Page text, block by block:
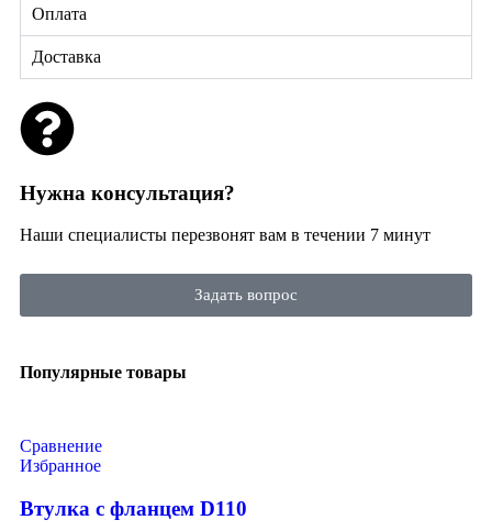
Оплата
Доставка
Нужна консультация?
Наши специалисты перезвонят вам в течении 7 минут
Задать вопрос
Популярные товары
Сравнение
Избранное
Втулка с фланцем D110